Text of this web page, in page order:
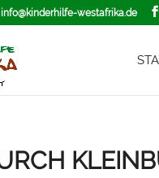
info@kinderhilfe-westafrika.de